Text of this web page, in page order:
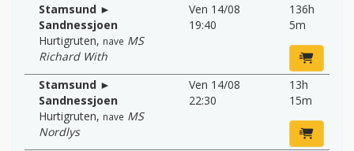
Stamsund ►
Sandnessjoen
Hurtigruten, nave MS
Richard With
Ven 14/08
19:40
136h
5m
Stamsund ►
Sandnessjoen
Hurtigruten, nave MS
Nordlys
Ven 14/08
22:30
13h
15m